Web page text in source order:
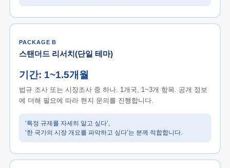
PACKAGE B
스탠더드 리서치(단일 테마)
기간: 1~1.5개월
법규 조사 또는 시장조사 중 하나. 1개국, 1~3개 항목. 공개 정보
에 더해 필요에 따라 현지 문의를 진행합니다.
‘특정 규제를 자세히 알고 싶다’,
‘한 국가의 시장 개요를 파악하고 싶다’는 분께 적합합니다.